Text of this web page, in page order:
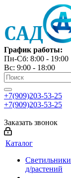
График работы:
Пн-Сб: 8:00 - 19:00
Вс: 9:00 - 18:00
+7(909)203-53-25
+7(909)203-53-25
Заказать звонок
Каталог
Светильники
д/растений